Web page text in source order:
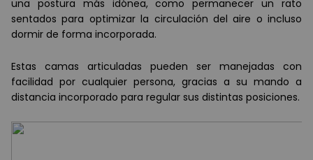
una postura más idónea, como permanecer un rato
sentados para optimizar la circulación del aire o incluso
dormir de forma incorporada.
Estas camas articuladas pueden ser manejadas con
facilidad por cualquier persona, gracias a su mando a
distancia incorporado para regular sus distintas posiciones.